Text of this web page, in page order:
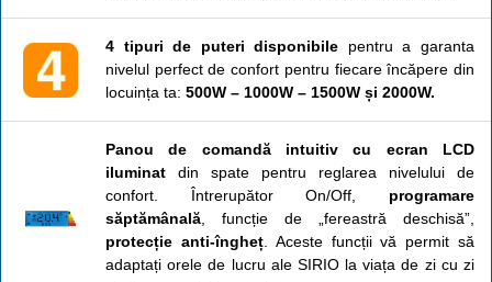
4 tipuri de puteri disponibile pentru a garanta
nivelul perfect de confort pentru fiecare încăpere din
locuința ta: 500W – 1000W – 1500W și 2000W.
Panou de comandă intuitiv cu ecran LCD
iluminat din spate pentru reglarea nivelului de
confort. Întrerupător On/Off, programare
săptămânală, funcție de „fereastră deschisă”,
protecție anti-îngheț. Aceste funcții vă permit să
adaptați orele de lucru ale SIRIO la viața de zi cu zi